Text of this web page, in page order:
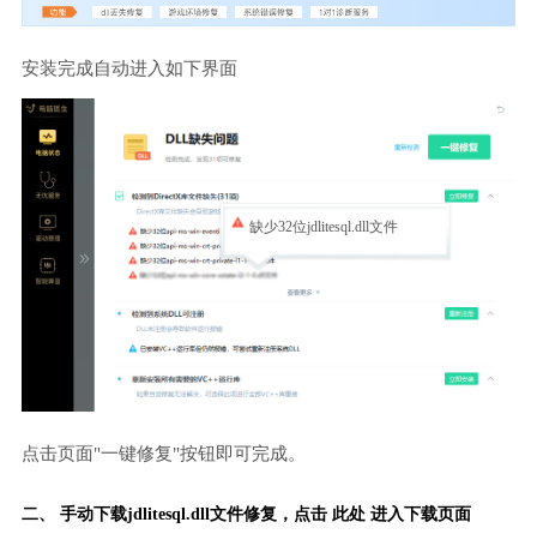
安装完成自动进入如下界面
缺少32位jdlitesql.dll文件
点击页面"一键修复"按钮即可完成。
二、 手动下载jdlitesql.dll文件修复， 点击 此处 进入下载页面